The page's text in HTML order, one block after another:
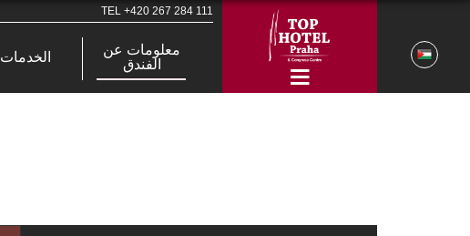
TEL +420 267 284 111
معلومات عن
الفندق
الخدمات